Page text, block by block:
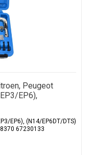
Peugeot
EP6),
EP6), (N14/EP6DT/DTS)
67230133